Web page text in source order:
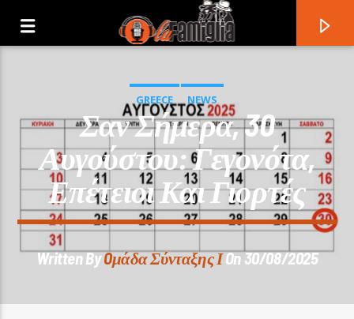
GREECE NEWS
Σαν Σήμερα, 30
Αυγούστου: Γεγονότα,
Επέτειοι Και Γιορτές
Written ByOμάδα Σύνταξης ΙOn 30/08/2025